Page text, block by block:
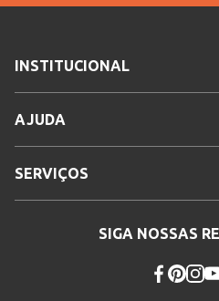
INSTITUCIONAL
AJUDA
SERVIÇOS
SIGA NOSSAS